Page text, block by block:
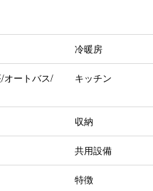
冷暖房
オートバス/ キッチン
収納
共用設備
特徴